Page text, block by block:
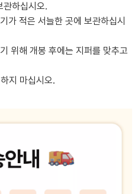
관하십시오.
가 적은 서늘한 곳에 보관하십시
위해 개봉 후에는 지퍼를 맞추고
지 마십시오.